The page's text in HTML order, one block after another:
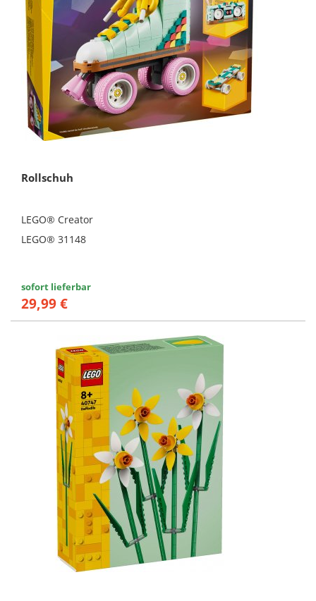
Rollschuh
LEGO® Creator
LEGO® 31148
sofort lieferbar
29,99 €